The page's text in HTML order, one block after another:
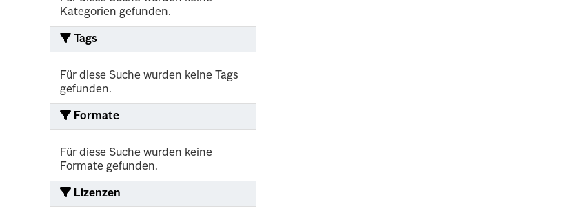
Kategorien gefunden.
Tags
Für diese Suche wurden keine Tags
gefunden.
Formate
Für diese Suche wurden keine
Formate gefunden.
Lizenzen